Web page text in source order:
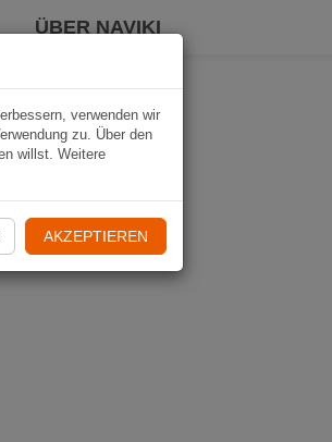
ÜBER NAVIKI
verwenden wir
zu. Über den
willst. Weitere
AKZEPTIEREN